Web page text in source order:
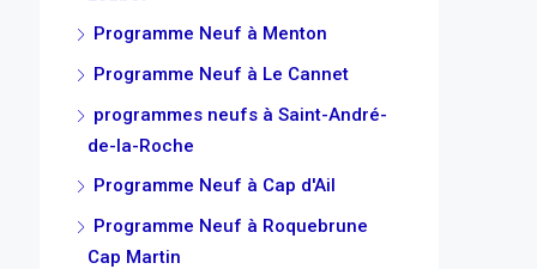
Programme Neuf à Menton
Programme Neuf à Le Cannet
programmes neufs à Saint-André-
de-la-Roche
Programme Neuf à Cap d'Ail
Programme Neuf à Roquebrune
Cap Martin